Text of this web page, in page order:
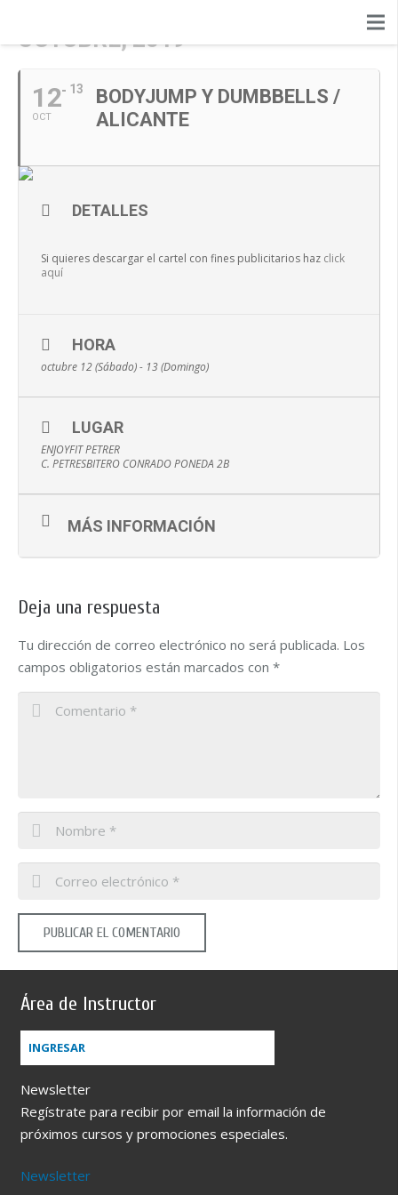
OCTUBRE, 2019
12
OCT
13
BODYJUMP Y DUMBBELLS /
ALICANTE
DETALLES
Si quieres descargar el cartel con fines publicitarios haz click
aquí
HORA
octubre 12 (Sábado) - 13 (Domingo)
LUGAR
ENJOYFIT PETRER
C. PETRESBITERO CONRADO PONEDA 2B
MÁS INFORMACIÓN
Deja una respuesta
Tu dirección de correo electrónico no será publicada. Los
campos obligatorios están marcados con *
PUBLICAR EL COMENTARIO
Área de Instructor
INGRESAR
Newsletter
Regístrate para recibir por email la información de
próximos cursos y promociones especiales.
Newsletter